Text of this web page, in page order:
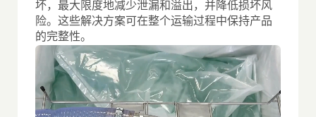
坏，最大限度地减少泄漏和溢出，并降低损坏风
险。这些解决方案可在整个运输过程中保持产品
的完整性。